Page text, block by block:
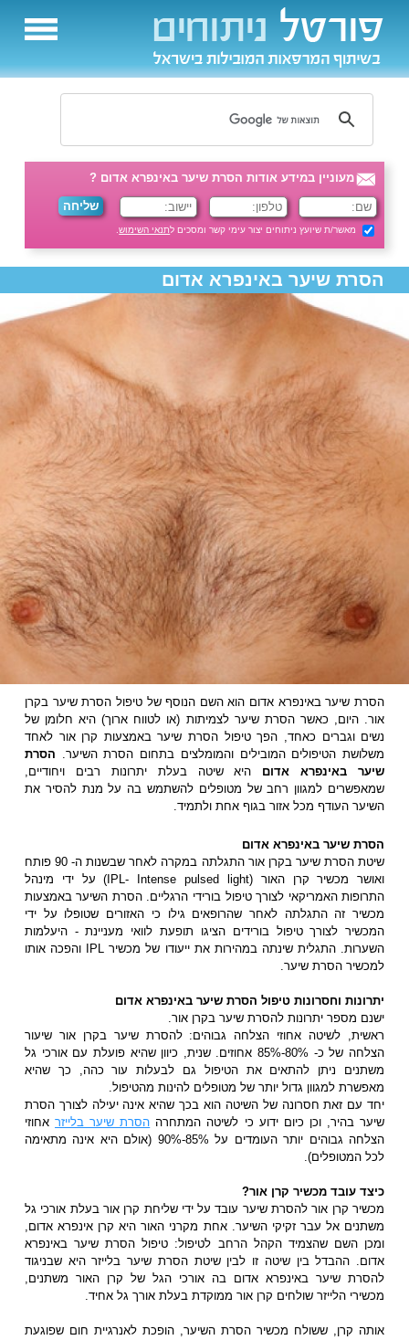
מעוניין במידע אודות הסרת שיער באינפרא אדום ?
מאשר/ת שיועץ ניתוחים יצור עימי קשר ומסכים לתנאי השימוש.
הסרת שיער באינפרא אדום
הסרת שיער באינפרא אדום הוא השם הנוסף של טיפול הסרת שיער בקרן
אור. היום, כאשר הסרת שיער לצמיתות (או לטווח ארוך) היא חלומן של
נשים וגברים כאחד, הפך טיפול הסרת שיער באמצעות קרן אור לאחד
משלושת הטיפולים המובילים והמומלצים בתחום הסרת השיער. הסרת
שיער באינפרא אדום היא שיטה בעלת יתרונות רבים ויחודיים,
שמאפשרים למגוון רחב של מטופלים להשתמש בה על מנת להסיר את
השיער העודף מכל אזור בגוף אחת ולתמיד.
הסרת שיער באינפרא אדום
שיטת הסרת שיער בקרן אור התגלתה במקרה לאחר שבשנות ה- 90 פותח
ואושר מכשיר קרן האור (IPL- Intense pulsed light) על ידי מינהל
התרופות האמריקאי לצורך טיפול בורידי הרגליים. הסרת השיער באמצעות
מכשיר זה התגלתה לאחר שהרופאים גילו כי האזורים שטופלו על ידי
המכשיר לצורך טיפול בורידים הציגו תופעת לוואי מעניינת - היעלמות
השערות. התגלית שינתה במהירות את ייעודו של מכשיר IPL והפכה אותו
למכשיר הסרת שיער.
יתרונות וחסרונות טיפול הסרת שיער באינפרא אדום
ישנם מספר יתרונות להסרת שיער בקרן אור.
ראשית, לשיטה אחוזי הצלחה גבוהים: להסרת שיער בקרן אור שיעור
הצלחה של כ- 80%-85% אחוזים. שנית, כיוון שהיא פועלת עם אורכי גל
משתנים ניתן להתאים את הטיפול גם לבעלות עור כהה, כך שהיא
מאפשרת למגוון גדול יותר של מטופלים להינות מהטיפול.
יחד עם זאת חסרונה של השיטה הוא בכך שהיא אינה יעילה לצורך הסרת
שיער בהיר, וכן כיום ידוע כי לשיטה המתחרה הסרת שיער בלייזראחוזי
הצלחה גבוהים יותר העומדים על 85%-90% (אולם היא אינה מתאימה
לכל המטופלים).
כיצד עובד מכשיר קרן אור?
מכשיר קרן אור להסרת שיער עובד על ידי שליחת קרן אור בעלת אורכי גל
משתנים אל עבר זקיקי השיער. אחת מקרני האור היא קרן אינפרא אדום,
ומכן השם שהצמיד הקהל הרחב לטיפול: טיפול הסרת שיער באינפרא
אדום. ההבדל בין שיטה זו לבין שיטת הסרת שיער בלייזר היא שבניגוד
להסרת שיער באינפרא אדום בה אורכי הגל של קרן האור משתנים,
מכשירי הלייזר שולחים קרן אור ממוקדת בעלת אורך גל אחיד.
אותה קרן, ששולח מכשיר הסרת השיער, הופכת לאנרגיית חום שפוגעת